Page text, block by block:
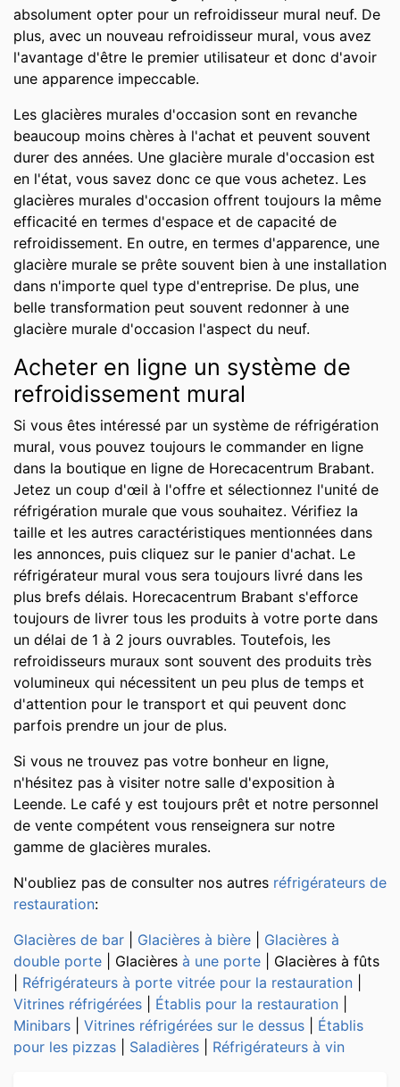
absolument opter pour un refroidisseur mural neuf. De
plus, avec un nouveau refroidisseur mural, vous avez
l'avantage d'être le premier utilisateur et donc d'avoir
une apparence impeccable.
Les glacières murales d'occasion sont en revanche
beaucoup moins chères à l'achat et peuvent souvent
durer des années. Une glacière murale d'occasion est
en l'état, vous savez donc ce que vous achetez. Les
glacières murales d'occasion offrent toujours la même
efficacité en termes d'espace et de capacité de
refroidissement. En outre, en termes d'apparence, une
glacière murale se prête souvent bien à une installation
dans n'importe quel type d'entreprise. De plus, une
belle transformation peut souvent redonner à une
glacière murale d'occasion l'aspect du neuf.
Acheter en ligne un système de
refroidissement mural
Si vous êtes intéressé par un système de réfrigération
mural, vous pouvez toujours le commander en ligne
dans la boutique en ligne de Horecacentrum Brabant.
Jetez un coup d'œil à l'offre et sélectionnez l'unité de
réfrigération murale que vous souhaitez. Vérifiez la
taille et les autres caractéristiques mentionnées dans
les annonces, puis cliquez sur le panier d'achat. Le
réfrigérateur mural vous sera toujours livré dans les
plus brefs délais. Horecacentrum Brabant s'efforce
toujours de livrer tous les produits à votre porte dans
un délai de 1 à 2 jours ouvrables. Toutefois, les
refroidisseurs muraux sont souvent des produits très
volumineux qui nécessitent un peu plus de temps et
d'attention pour le transport et qui peuvent donc
parfois prendre un jour de plus.
Si vous ne trouvez pas votre bonheur en ligne,
n'hésitez pas à visiter notre salle d'exposition à
Leende. Le café y est toujours prêt et notre personnel
de vente compétent vous renseignera sur notre
gamme de glacières murales.
N'oubliez pas de consulter nos autres réfrigérateurs de
restauration:
Glacières de bar
Glacières à bière Glacières à
double porte | Glacières à une porte | Glacières à fûts
Réfrigérateurs à porte vitrée pour la restauration
Vitrines réfrigérées
Établis pour la restauration
Minibars
Vitrines réfrigérées sur le dessus
Établis
pour les pizzas
Saladières Réfrigérateurs à vin